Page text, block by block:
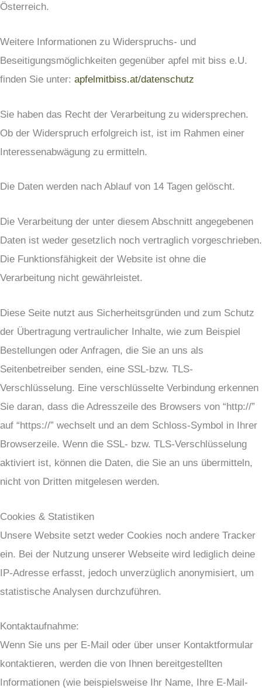
Österreich.
Weitere Informationen zu Widerspruchs- und
Beseitigungsmöglichkeiten gegenüber apfel mit biss e.U.
finden Sie unter: apfelmitbiss.at/datenschutz
Sie haben das Recht der Verarbeitung zu widersprechen.
Ob der Widerspruch erfolgreich ist, ist im Rahmen einer
Interessenabwägung zu ermitteln.
Die Daten werden nach Ablauf von 14 Tagen gelöscht.
Die Verarbeitung der unter diesem Abschnitt angegebenen
Daten ist weder gesetzlich noch vertraglich vorgeschrieben.
Die Funktionsfähigkeit der Website ist ohne die
Verarbeitung nicht gewährleistet.
Diese Seite nutzt aus Sicherheitsgründen und zum Schutz
der Übertragung vertraulicher Inhalte, wie zum Beispiel
Bestellungen oder Anfragen, die Sie an uns als
Seitenbetreiber senden, eine SSL-bzw. TLS-
Verschlüsselung. Eine verschlüsselte Verbindung erkennen
Sie daran, dass die Adresszeile des Browsers von “http://”
auf “https://” wechselt und an dem Schloss-Symbol in Ihrer
Browserzeile. Wenn die SSL- bzw. TLS-Verschlüsselung
aktiviert ist, können die Daten, die Sie an uns übermitteln,
nicht von Dritten mitgelesen werden.
Cookies & Statistiken
Unsere Website setzt weder Cookies noch andere Tracker
ein. Bei der Nutzung unserer Webseite wird lediglich deine
IP-Adresse erfasst, jedoch unverzüglich anonymisiert, um
statistische Analysen durchzuführen.
Kontaktaufnahme:
Wenn Sie uns per E-Mail oder über unser Kontaktformular
kontaktieren, werden die von Ihnen bereitgestellten
Informationen (wie beispielsweise Ihr Name, Ihre E-Mail-